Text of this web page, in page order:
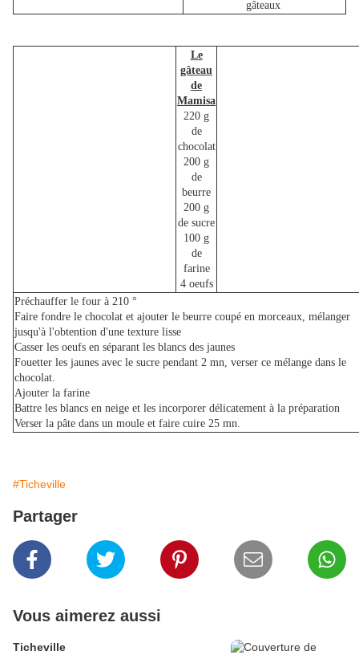
gâteaux
Le
gâteau
de
Mamisa
220 g
de
chocolat
200 g
de
beurre
200 g
de sucre
100 g
de
farine
4 oeufs
Préchauffer le four à 210 °
Faire fondre le chocolat et ajouter le beurre coupé en morceaux, mélanger
jusqu'à l'obtention d'une texture lisse
Casser les oeufs en séparant les blancs des jaunes
Fouetter les jaunes avec le sucre pendant 2 mn, verser ce mélange dans le
chocolat.
Ajouter la farine
Battre les blancs en neige et les incorporer délicatement à la préparation
Verser la pâte dans un moule et faire cuire 25 mn.
#Ticheville
Partager
Vous aimerez aussi
Ticheville